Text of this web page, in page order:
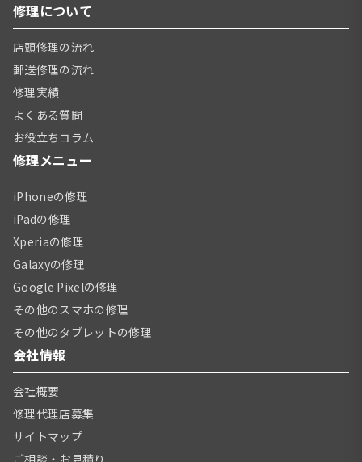
修理について
店頭修理の流れ
郵送修理の流れ
修理実績
よくある質問
お役立ちコラム
修理メニュー
iPhoneの修理
iPadの修理
Xperiaの修理
Galaxyの修理
Google Pixelの修理
その他のスマホの修理
その他のタブレットの修理
会社情報
会社概要
修理代理店募集
サイトマップ